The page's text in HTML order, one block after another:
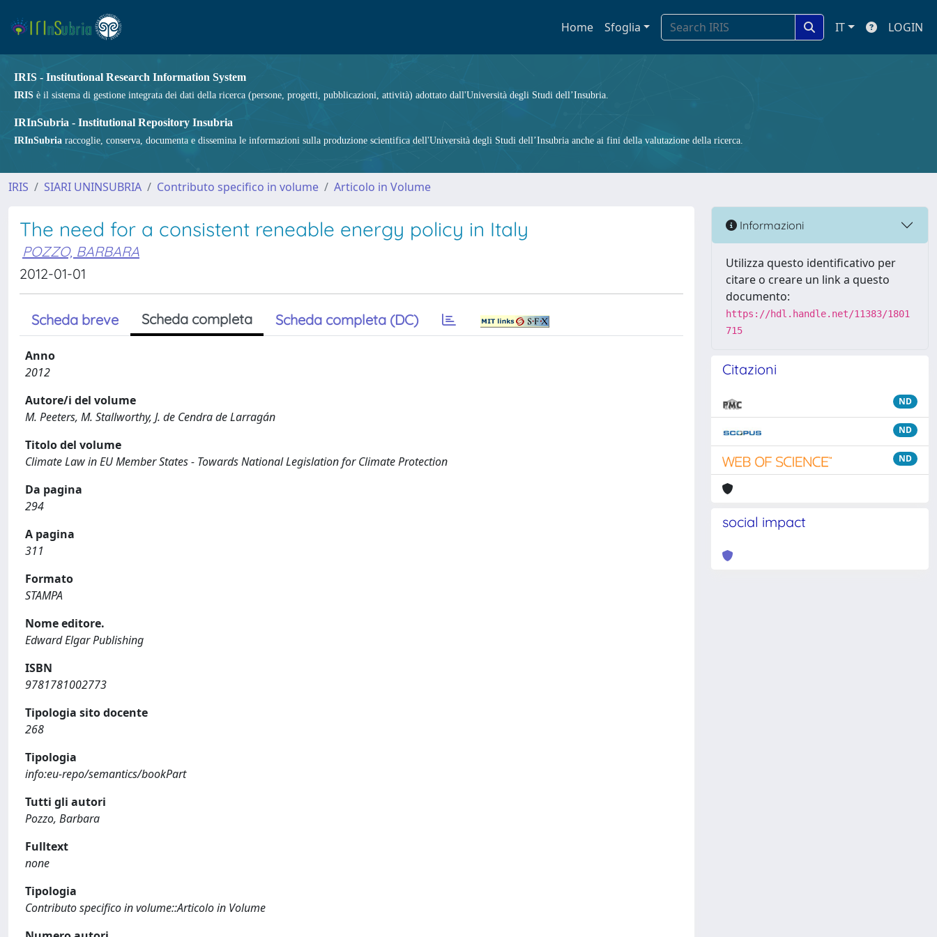
Home Sfoglia IT LOGIN
IRIS - Institutional Research Information System
IRIS è il sistema di gestione integrata dei dati della ricerca (persone, progetti, pubblicazioni, attività) adottato dall'Università degli Studi dell’Insubria.
IRInSubria - Institutional Repository Insubria
IRInSubria raccoglie, conserva, documenta e dissemina le informazioni sulla produzione scientifica dell'Università degli Studi dell’Insubria anche ai fini della valutazione della ricerca.
IRIS SIARI UNINSUBRIA Contributo specifico in volume Articolo in Volume
The need for a consistent reneable energy policy in Italy
POZZO, BARBARA
2012-01-01
Scheda breve Scheda completa Scheda completa (DC)
Anno
2012
Autore/i del volume
M. Peeters, M. Stallworthy, J. de Cendra de Larragán
Titolo del volume
Climate Law in EU Member States - Towards National Legislation for Climate Protection
Da pagina
294
A pagina
311
Formato
STAMPA
Nome editore.
Edward Elgar Publishing
ISBN
9781781002773
Tipologia sito docente
268
Tipologia
info:eu-repo/semantics/bookPart
Tutti gli autori
Pozzo, Barbara
Fulltext
none
Tipologia
Contributo specifico in volume::Articolo in Volume
Informazioni
Utilizza questo identificativo per
citare o creare un link a questo
documento:
https://hdl.handle.net/11383/1801
715
Citazioni
ND
ND
ND
social impact